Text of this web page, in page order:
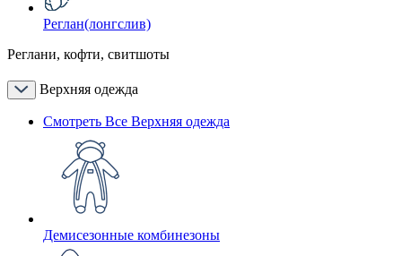
Реглан(лонгслив)
Реглани, кофти, свитшоты
Верхняя одежда
Смотреть Все Верхняя одежда
Демисезонные комбинезоны